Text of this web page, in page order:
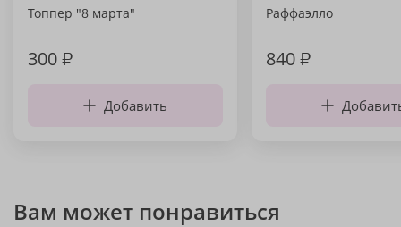
Топпер "8 марта"
300₽
Добавить
Раффаэлло
840₽
Вам может понравиться